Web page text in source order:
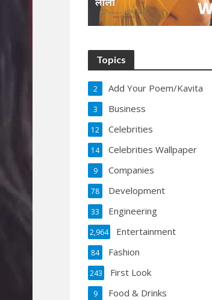
Topics
Add Your Poem/Kavita
2
Business
3
Celebrities
12
Celebrities Wallpaper
14
Companies
9
Development
78
Engineering
33
Entertainment
2,964
Fashion
84
First Look
243
Food & Drinks
9